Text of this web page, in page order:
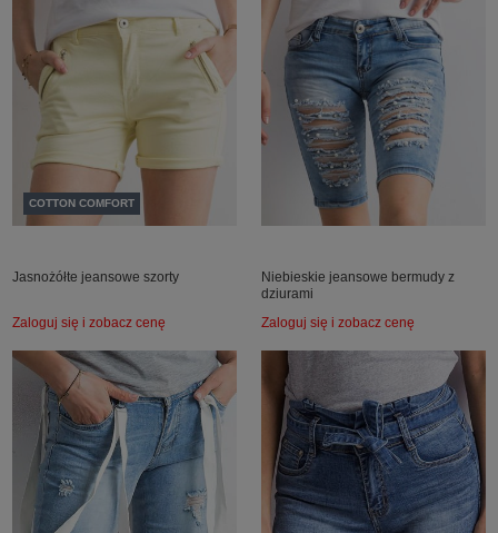
COTTON COMFORT
Jasnożółte jeansowe szorty
Zaloguj się i zobacz cenę
Niebieskie jeansowe bermudy z
dziurami
Zaloguj się i zobacz cenę